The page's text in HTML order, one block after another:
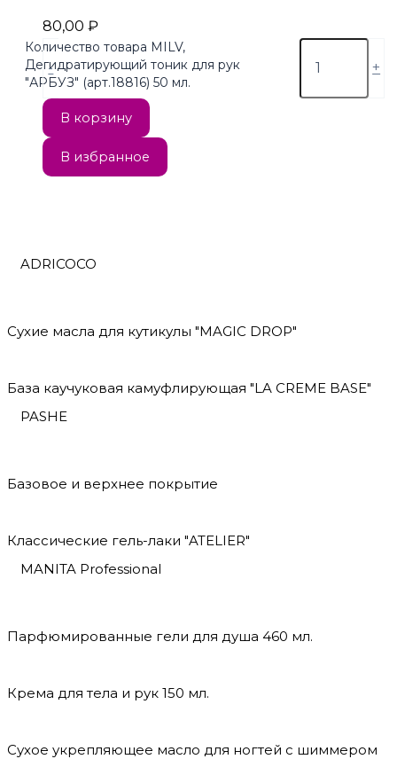
ADRICOCO
Сухие масла для кутикулы "MAGIC DROP"
База каучуковая камуфлирующая "LA CREME BASE"
PASHE
Базовое и верхнее покрытие
Классические гель-лаки "ATELIER"
MANITA Professional
Парфюмированные гели для душа 460 мл.
Крема для тела и рук 150 мл.
Сухое укрепляющее масло для ногтей с шиммером
80,00 ₽
-
Количество товара MILV,
Дегидратирующий тоник для рук
"АРБУЗ" (арт.18816) 50 мл.
+
В корзину
В избранное